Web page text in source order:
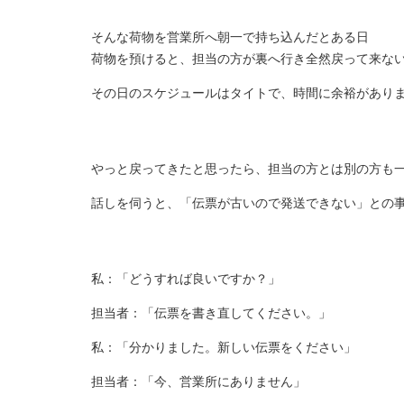
そんな荷物を営業所へ朝一で持ち込んだとある日
荷物を預けると、担当の方が裏へ行き全然戻って来な
その日のスケジュールはタイトで、時間に余裕があり
やっと戻ってきたと思ったら、担当の方とは別の方も
話しを伺うと、「伝票が古いので発送できない」との
私：「どうすれば良いですか？」
担当者：「伝票を書き直してください。」
私：「分かりました。新しい伝票をください」
担当者：「今、営業所にありません」